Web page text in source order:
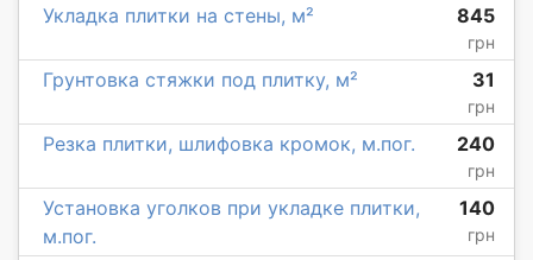
Укладка плитки на стены, м² 845
грн
Грунтовка стяжки под плитку, м² 31
грн
Резка плитки, шлифовка кромок, м.пог. 240
грн
Установка уголков при укладке плитки,
м.пог.
140
грн